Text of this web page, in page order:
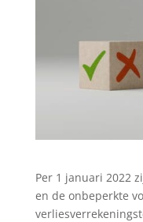
Per 1 januari 2022
en de onbeperkte